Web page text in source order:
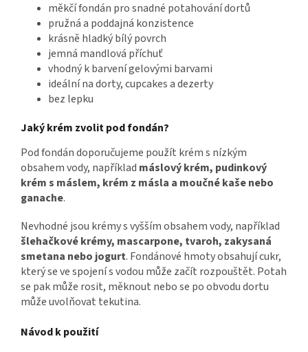
měkčí fondán pro snadné potahování dortů
pružná a poddajná konzistence
krásně hladký bílý povrch
jemná mandlová příchuť
vhodný k barvení gelovými barvami
ideální na dorty, cupcakes a dezerty
bez lepku
Jaký krém zvolit pod fondán?
Pod fondán doporučujeme použít krém s nízkým
obsahem vody, například máslový krém, pudinkový
krém s máslem, krém z másla a moučné kaše nebo
ganache.
Nevhodné jsou krémy s vyšším obsahem vody, například
šlehačkové krémy, mascarpone, tvaroh, zakysaná
smetana nebo jogurt. Fondánové hmoty obsahují cukr,
který se ve spojení s vodou může začít rozpouštět. Potah
se pak může rosit, měknout nebo se po obvodu dortu
může uvolňovat tekutina.
Návod k použití